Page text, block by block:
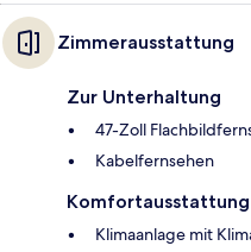
Zimmerausstattung
Zur Unterhaltung
47-Zoll
Kabelfernsehen
Komfortausstattung
Klimaanlage mit